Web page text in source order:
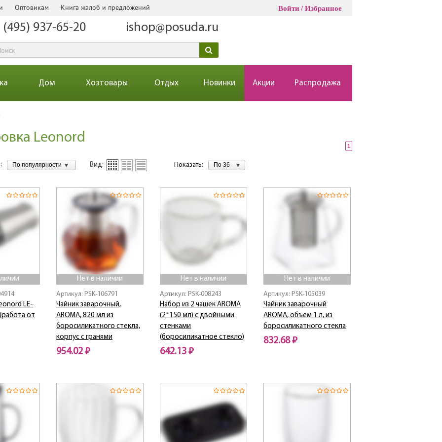
Оптовикам Книга жалоб и предложений Войти Избранное
(495) 937-65-20 ishop@posuda.ru
Дом Хозтовары Отдых Новинки Акции Распродажа
Leonord
1
По популярности Вид: Показать: По 36
LE-
от
Нет в наличии
Артикул: PSK-106791
Чайник заварочный,
AROMA, 820 мл из
боросиликатного стекла,
корпус с гранями
954.02 ₽
Нет в наличии
Артикул: PSK-008243
Набор из 2 чашек AROMA
(2*150 мл) с двойными
стенками
(боросиликатное стекло)
642.13 ₽
Нет в наличии
Артикул: PSK-105039
Чайник заварочный
AROMA, объем 1 л, из
боросиликатного стекла
832.68 ₽